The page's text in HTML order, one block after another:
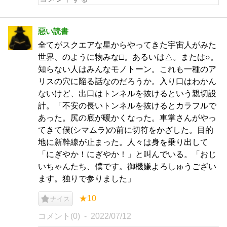
惡い読書
全てがスクエアな星からやってきた宇宙人がみた
世界、のように物みな□。あるいは△。または○。
知らない人はみんなモノトーン。これも一種のア
リスの穴に陥る話なのだろうか。入り口はわかん
ないけど、出口はトンネルを抜けるという親切設
計。「不安の長いトンネルを抜けるとカラフルで
あった。尻の底が暖かくなった。車掌さんがやっ
てきて僕(シマムラ)の前に切符をかざした。目的
地に新幹線が止まった。人々は身を乗り出して
「にぎやか！にぎやか！」と叫んでいる。「おじ
いちゃんたち、僕です。御機嫌よろしゅうござい
ます。独りで参りました」
ナイス ★10
コメント(0) 2022/07/12